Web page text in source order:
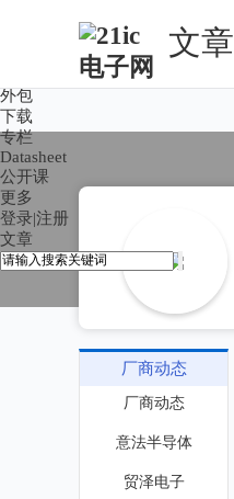
厂商动态
厂商动态
意法半导体
贸泽电子
外包
下载
专栏
Datasheet
公开课
更多
登录|注册
文章
文章